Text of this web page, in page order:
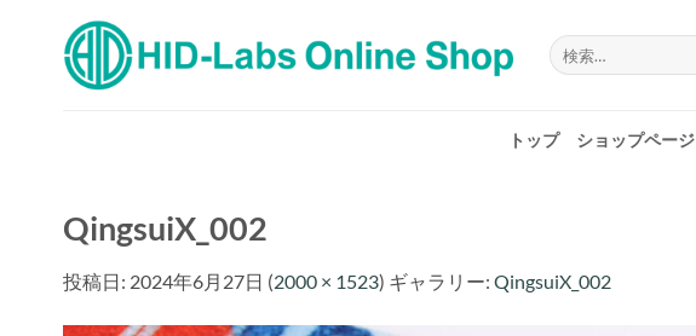
検
索
トップ ショップページ
QingsuiX_002
投稿日: 2024年6月27日 (2000 × 1523) ギャラリー: QingsuiX_002